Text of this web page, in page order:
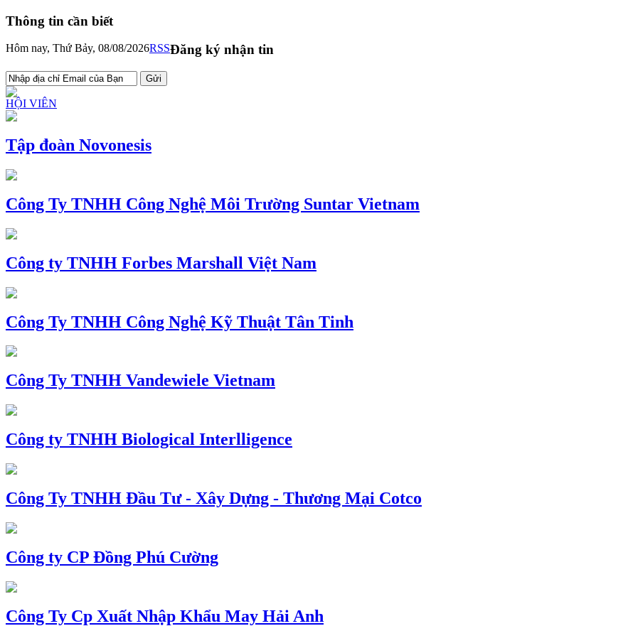
Thông tin cần biết
Hôm nay, Thứ Bảy, 08/08/2026RSSĐăng ký nhận tin
HỘI VIÊN
Tập đoàn Novonesis
Công Ty TNHH Công Nghệ Môi Trường Suntar Vietnam
Công ty TNHH Forbes Marshall Việt Nam
Công Ty TNHH Công Nghệ Kỹ Thuật Tân Tinh
Công Ty TNHH Vandewiele Vietnam
Công ty TNHH Biological Interlligence
Công Ty TNHH Đầu Tư - Xây Dựng - Thương Mại Cotco
Công ty CP Đồng Phú Cường
Công Ty Cp Xuất Nhập Khẩu May Hải Anh